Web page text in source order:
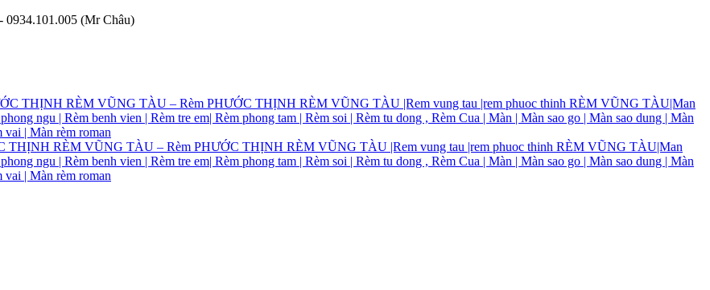
0934.101.005 (Mr Châu)
THỊNH RÈM VŨNG TÀU – Rèm PHƯỚC THỊNH RÈM VŨNG TÀU |Rem vung tau |rem phuoc thinh RÈM VŨNG TÀU|Man
ngu | Rèm benh vien | Rèm tre em| Rèm phong tam | Rèm soi | Rèm tu dong , Rèm Cua | Màn | Màn sao go | Màn sao dung | Màn
vai | Màn rèm roman